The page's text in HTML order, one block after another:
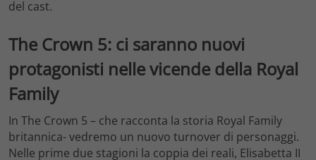
del cast.
The Crown 5: ci saranno nuovi
protagonisti nelle vicende della Royal
Family
In The Crown 5 – che racconta la storia Royal Family
britannica- vedremo un nuovo turnover di personaggi.
Nelle prime due stagioni la coppia dei reali, Elisabetta II